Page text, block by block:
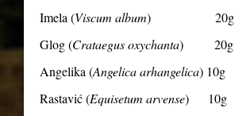
Imela (Viscum album) 20g
Glog (Crataegus oxychanta) 20g
Angelika (Angelica arhangelica) 10g
Rastavić (Equisetum arvense) 10g